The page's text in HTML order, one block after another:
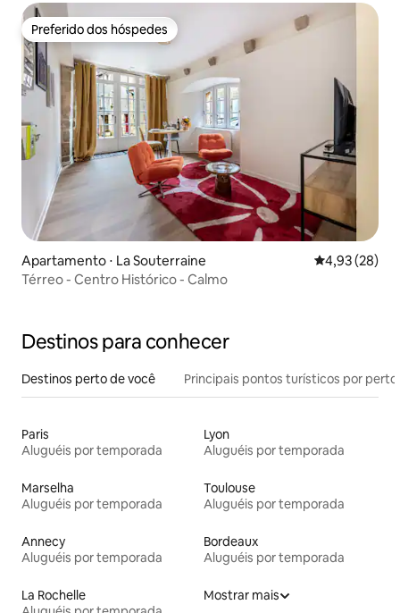
Preferido dos hóspedes
Preferido dos hóspedes
Apartamento ⋅ La Souterraine 4,93 de uma
4,93 (28)
Térreo - Centro Histórico - Calmo
Destinos para conhecer
Destinos perto de você Principais pontos turísticos por perto
Paris
Aluguéis por temporada
Lyon
Aluguéis por temporada
Marselha
Aluguéis por temporada
Toulouse
Aluguéis por temporada
Annecy
Aluguéis por temporada
Bordeaux
Aluguéis por temporada
La Rochelle
Mostrar mais